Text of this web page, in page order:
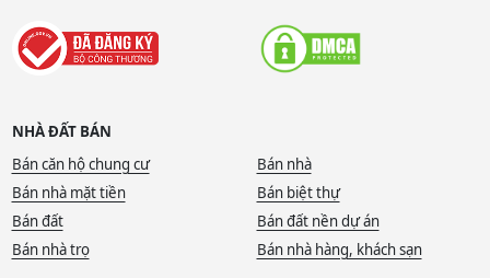
NHÀ ĐẤT BÁN
Bán căn hộ chung cư
Bán nhà
Bán nhà mặt tiền
Bán biệt thự
Bán đất
Bán đất nền dự án
Bán nhà trọ
Bán nhà hàng, khách sạn